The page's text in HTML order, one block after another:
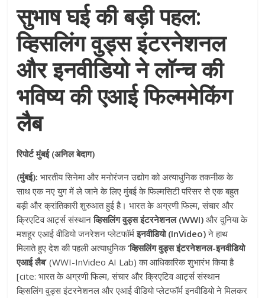
सुभाष घई की बड़ी पहल:
व्हिसलिंग वुड्स इंटरनेशनल
और इनवीडियो ने लॉन्च की
भविष्य की एआई फिल्ममेकिंग
लैब
रिपोर्ट मुंबई (अनिल बेदाग)
(मुंबई): भारतीय सिनेमा और मनोरंजन उद्योग को अत्याधुनिक तकनीक के
साथ एक नए युग में ले जाने के लिए मुंबई के फिल्मसिटी परिसर से एक बहुत
बड़ी और क्रांतिकारी शुरुआत हुई है। भारत के अग्रणी फिल्म, संचार और
क्रिएटिव आर्ट्स संस्थानव्हिसलिंग वुड्स इंटरनेशनल (WWI) और दुनिया के
मशहूर एआई वीडियो जनरेशन प्लेटफॉर्मइनवीडियो (InVideo)ने हाथ
मिलाते हुए देश की पहली अत्याधुनिक‘व्हिसलिंग वुड्स इंटरनेशनल-इनवीडियो
एआई लैब’ (WWI-InVideo AI Lab) का आधिकारिक शुभारंभ किया है
[cite: भारत के अग्रणी फिल्म, संचार और क्रिएटिव आर्ट्स संस्थान
व्हिसलिंग वुड्स इंटरनेशनल और एआई वीडियो प्लेटफॉर्म इनवीडियो ने मिलकर